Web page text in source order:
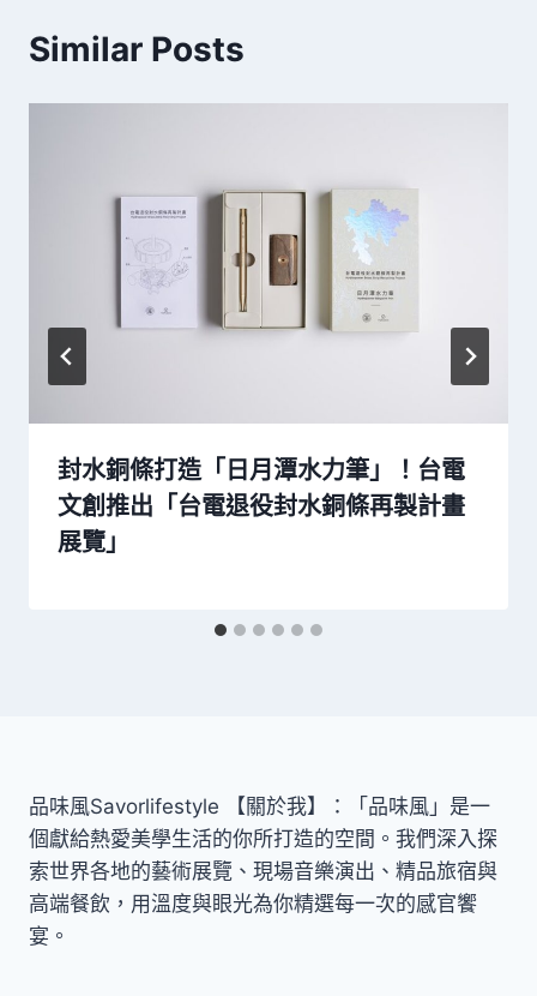
Similar Posts
封水銅條打造「日月潭水力筆」！台電
文創推出「台電退役封水銅條再製計畫
展覽」
品味風Savorlifestyle 【關於我】：「品味風」是一
個獻給熱愛美學生活的你所打造的空間。我們深入探
索世界各地的藝術展覽、現場音樂演出、精品旅宿與
高端餐飲，用溫度與眼光為你精選每一次的感官饗
宴。